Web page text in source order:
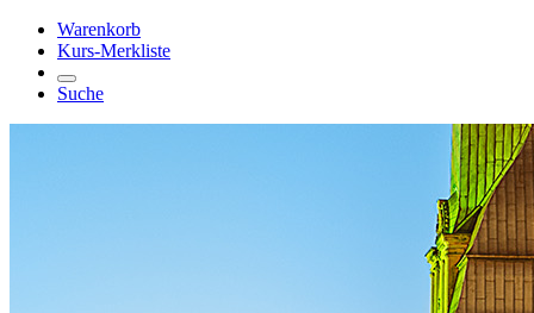
Warenkorb
Kurs-Merkliste
Suche